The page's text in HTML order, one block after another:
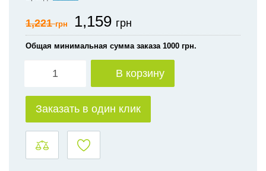
1,221грн 1,159 грн
Общая минимальная сумма заказа 1000 грн.
В корзину
Заказать в один клик